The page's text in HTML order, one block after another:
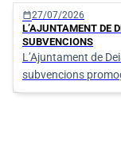
calendar_today27/07/2026
L’AJUNTAMENT DE
SUBVENCIONS
L’Ajuntament de
subvencions
Econòmica i